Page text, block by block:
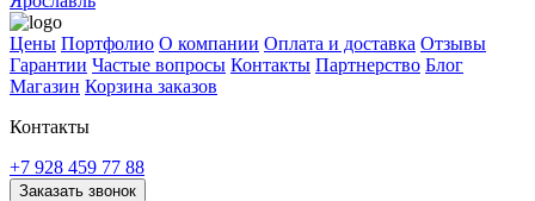
Цены Портфолио О компании Оплата и доставка Отзывы
Гарантии Частые вопросы Контакты Партнерство Блог
Магазин Корзина заказов
Контакты
+7 928 459 77 88
Заказать звонок